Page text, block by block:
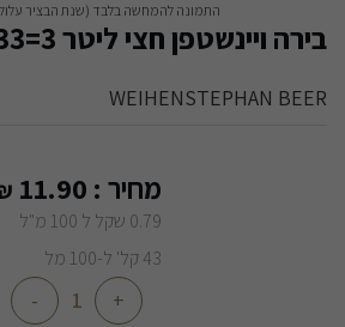
התמונה להמחשה בלבד (שנת הבציר
בירה ויינשטפן חצי ליטר 3=33 ש"ח
WEIHENSTEPHAN BEER
מחיר : 11.90
0.79 שקל ל 100 מ"ל
43 קל' ל-100 מל
+
-